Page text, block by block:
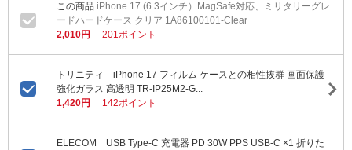
iPhone 17 (6.3インチ）MagSafe対応、ミリタリーグレ
ードハードケース クリア 1A86100101-Clear
2,010円
201ポイント
トリニティ iPhone 17 フィルム ケースとの相性抜群 画面保護
強化ガラス 高透明 TR-IP25M2-G...
1,420円
142ポイント
ELECOM USB Type-C 充電器 PD 30W PPS USB-C ×1 折りた